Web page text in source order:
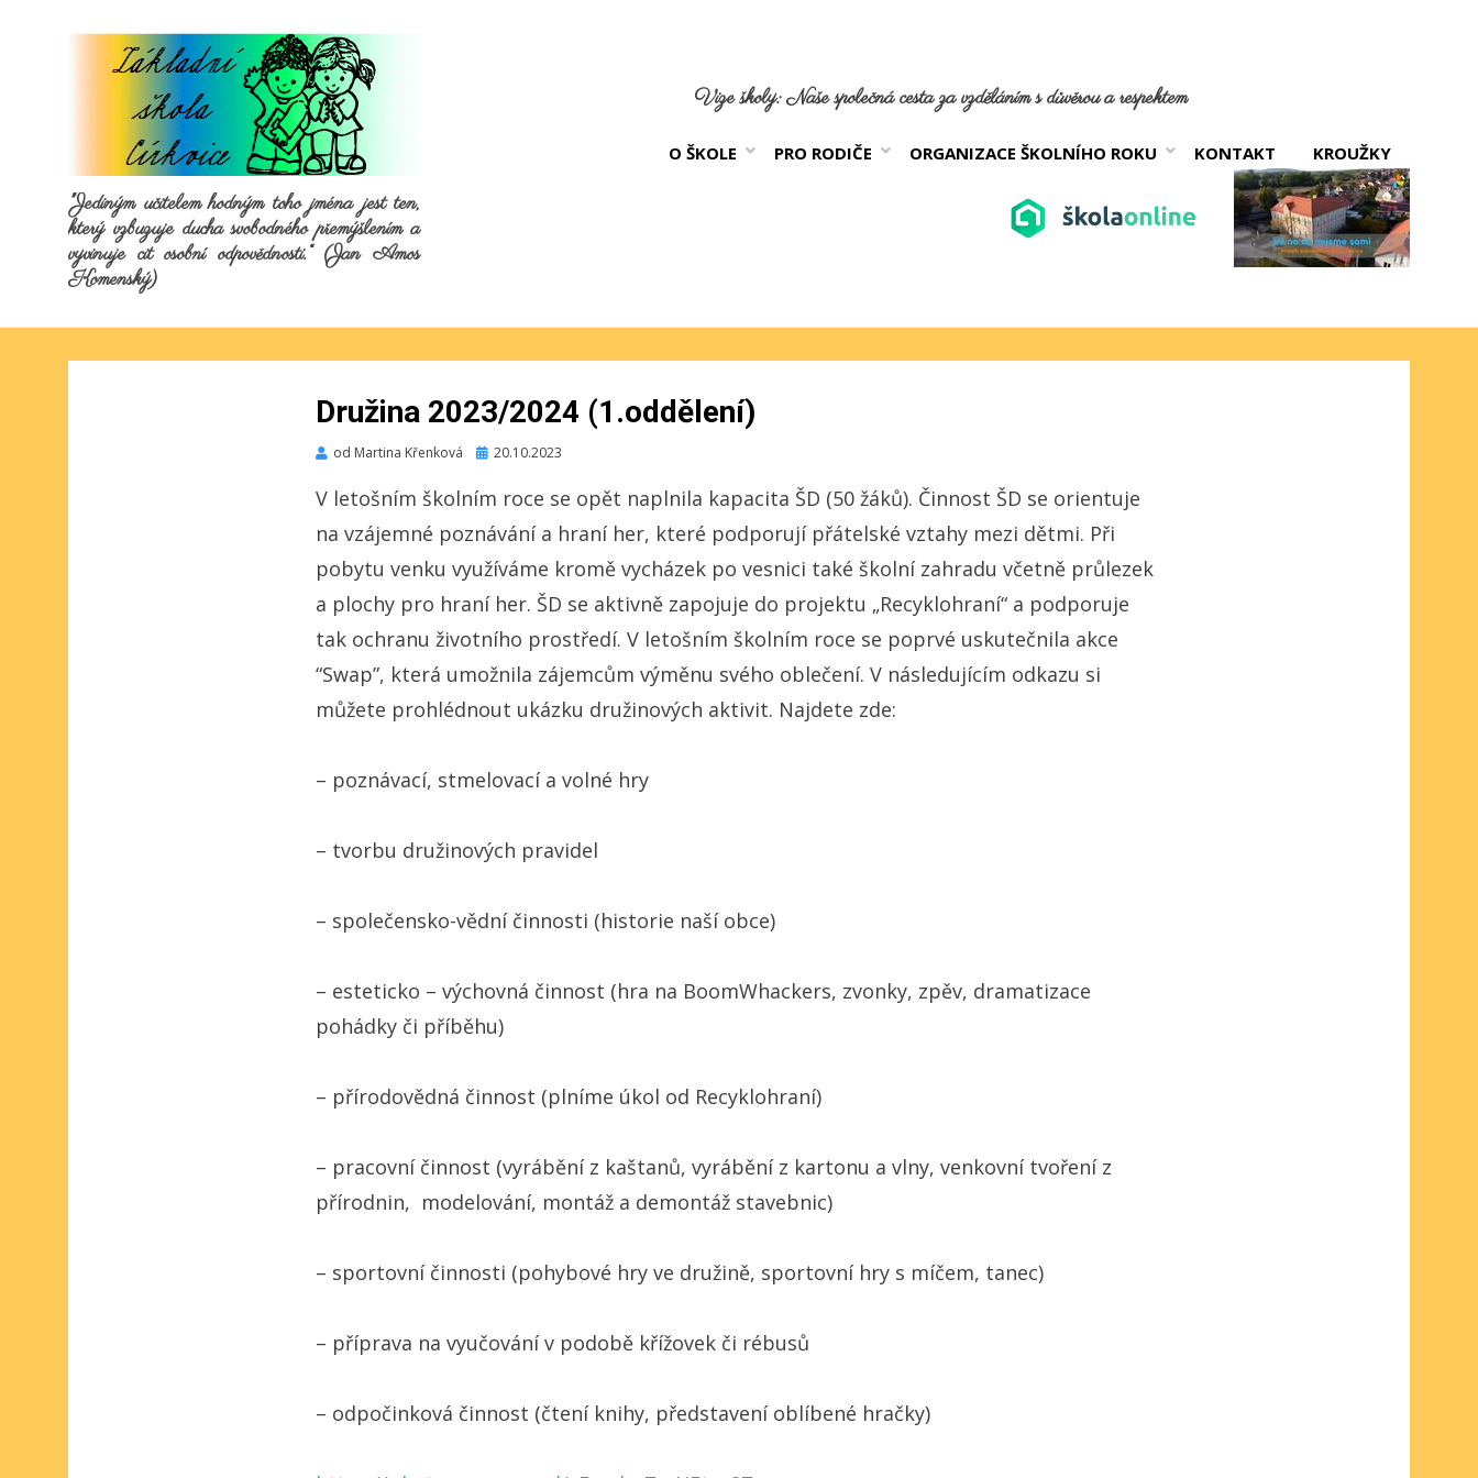
"Jediným učitelem hodným toho jména jest ten,
který vzbuzuje ducha svobodného přemýšlením a
vyvinuje cit osobní odpovědnosti.“ (Jan Amos
Komenský)
Vize školy: Naše společná cesta za vzděláním s důvěrou a respektem
O ŠKOLE PRO RODIČE ORGANIZACE ŠKOLNÍHO ROKU KONTAKT KROUŽKY
Družina 2023/2024 (1.oddělení)
od Martina Křenková Publikováno
20.10.2023
V letošním školním roce se opět naplnila kapacita ŠD (50 žáků). Činnost ŠD se orientuje
na vzájemné poznávání a hraní her, které podporují přátelské vztahy mezi dětmi. Při
pobytu venku využíváme kromě vycházek po vesnici také školní zahradu včetně průlezek
a plochy pro hraní her. ŠD se aktivně zapojuje do projektu „Recyklohraní“ a podporuje
tak ochranu životního prostředí. V letošním školním roce se poprvé uskutečnila akce
“Swap”, která umožnila zájemcům výměnu svého oblečení. V následujícím odkazu si
můžete prohlédnout ukázku družinových aktivit. Najdete zde:
– poznávací, stmelovací a volné hry
– tvorbu družinových pravidel
– společensko-vědní činnosti (historie naší obce)
– esteticko – výchovná činnost (hra na BoomWhackers, zvonky, zpěv, dramatizace
pohádky či příběhu)
– přírodovědná činnost (plníme úkol od Recyklohraní)
– pracovní činnost (vyrábění z kaštanů, vyrábění z kartonu a vlny, venkovní tvoření z
přírodnin, modelování, montáž a demontáž stavebnic)
– sportovní činnosti (pohybové hry ve družině, sportovní hry s míčem, tanec)
– příprava na vyučování v podobě křížovek či rébusů
– odpočinková činnost (čtení knihy, představení oblíbené hračky)